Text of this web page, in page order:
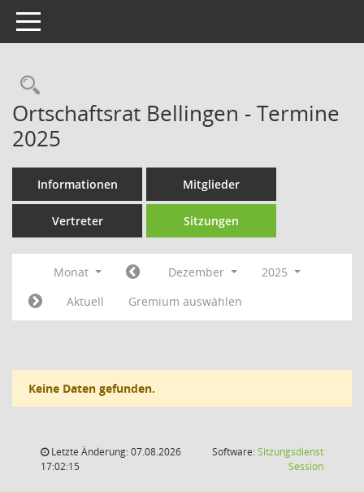
Toggle navigation
Rechercheauswahl
Ortschaftsrat Bellingen - Termine
2025
Informationen Mitglieder
Vertreter Sitzungen
Monat Dezember
2025
Aktuell
Gremium auswählen
Keine Daten gefunden.
Letzte Änderung: 07.08.2026
17:02:15
Software:Sitzungsdienst
Session(Wird in